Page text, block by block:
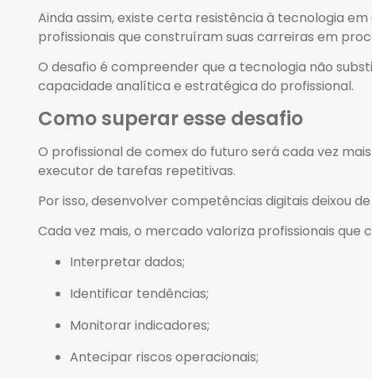
Ainda assim, existe certa resistência à tecnologia
profissionais que construíram suas carreiras em
O desafio é compreender que a tecnologia não
capacidade analítica e estratégica do profissional.
Como superar esse desafio
O profissional de comex do futuro será cada vez
executor de tarefas repetitivas.
Por isso, desenvolver competências digitais deixou
Cada vez mais, o mercado valoriza profissionais que
Interpretar dados;
Identificar tendências;
Monitorar indicadores;
Antecipar riscos operacionais;